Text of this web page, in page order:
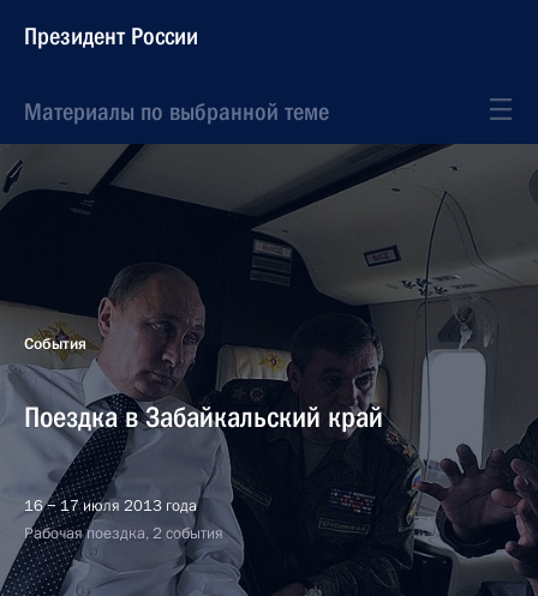
Президент России
Материалы по выбранной теме
События
Поездка в Забайкальский край
16 − 17 июля 2013 года
Рабочая поездка, 2 события